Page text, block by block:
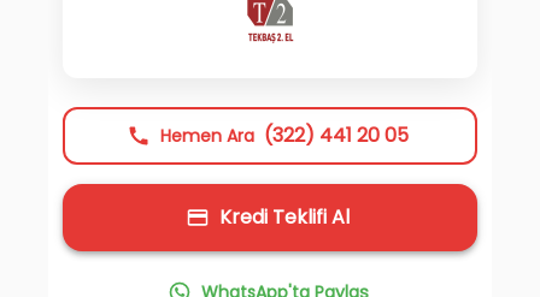
Hemen Ara (322) 441 20 05
Kredi Teklifi Al
WhatsApp'ta Paylaş